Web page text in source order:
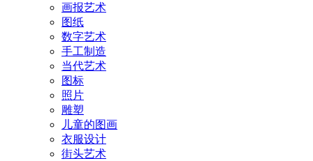
画报艺术
图纸
数字艺术
手工制造
当代艺术
图标
照片
雕塑
儿童的图画
衣服设计
街头艺术